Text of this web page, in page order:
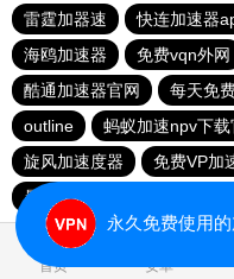
雷霆加器速
快连加速器
海鸥加速器
免费vqn外网
酷通加速器官网
每天免
outline
蚂蚁加速npv下
旋风加速度器
免费VP加
暴雪加速器vp
首页 安卓
永久免费使用